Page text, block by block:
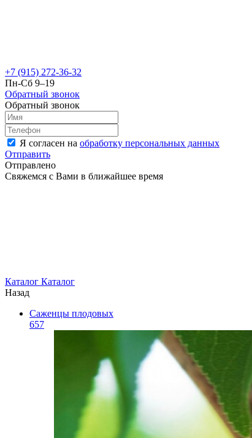
+7 (915) 272-36-32
Пн-Сб 9–19
Обратный звонок
Обратный звонок
Я согласен на обработку персональных данных
Отправить
Отправлено
Свяжемся с Вами в ближайшее время
Каталог Каталог
Назад
Саженцы плодовых
657